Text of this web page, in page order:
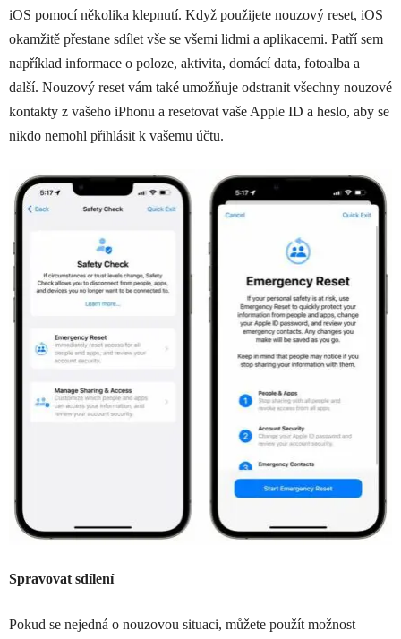
iOS pomocí několika klepnutí. Když použijete nouzový reset, iOS
okamžitě přestane sdílet vše se všemi lidmi a aplikacemi. Patří sem
například informace o poloze, aktivita, domácí data, fotoalba a
další. Nouzový reset vám také umožňuje odstranit všechny nouzové
kontakty z vašeho ‌iPhonu‌ a resetovat vaše Apple ID a heslo, aby se
nikdo nemohl přihlásit k vašemu účtu.
Spravovat sdílení
Pokud se nejedná o nouzovou situaci, můžete použít možnost